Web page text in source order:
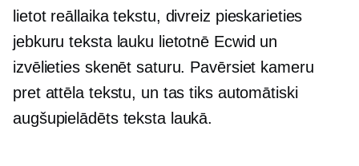
lietot reāllaika tekstu, divreiz pieskarieties
jebkuru teksta lauku lietotnē Ecwid un
izvēlieties skenēt saturu. Pavērsiet kameru
pret attēla tekstu, un tas tiks automātiski
augšupielādēts teksta laukā.